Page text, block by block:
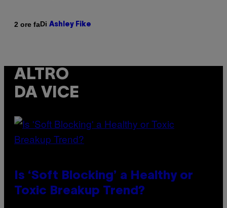
2 ore faDi Ashley Fike
ALTRO
DA VICE
Is ‘Soft Blocking’ a Healthy or
Toxic Breakup Trend?